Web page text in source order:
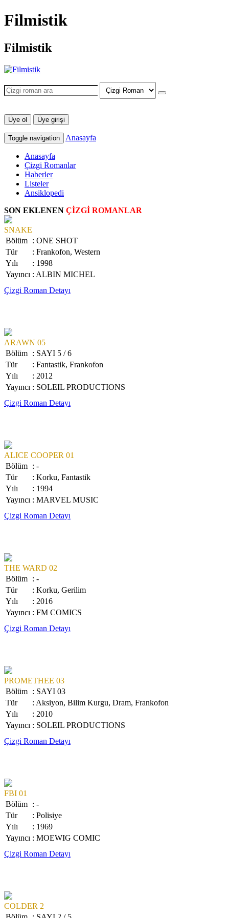
Filmistik
Filmistik
Üye ol Üye girişi
Toggle navigation Anasayfa
Anasayfa
Çizgi Romanlar
Haberler
Listeler
Ansiklopedi
SON EKLENEN ÇİZGİ ROMANLAR
SNAKE
Bölüm : ONE SHOT
Tür
: Frankofon, Western
Yılı
: 1998
Yayıncı : ALBIN MICHEL
Çizgi Roman Detayı
ARAWN 05
Bölüm : SAYI 5 / 6
Tür
: Fantastik, Frankofon
Yılı
: 2012
Yayıncı : SOLEIL PRODUCTIONS
Çizgi Roman Detayı
ALICE COOPER 01
Bölüm : -
Tür
: Korku, Fantastik
Yılı
: 1994
Yayıncı : MARVEL MUSIC
Çizgi Roman Detayı
THE WARD 02
Bölüm : -
Tür
: Korku, Gerilim
Yılı
: 2016
Yayıncı : FM COMICS
Çizgi Roman Detayı
PROMETHEE 03
Bölüm : SAYI 03
Tür
: Aksiyon, Bilim Kurgu, Dram, Frankofon
Yılı
: 2010
Yayıncı : SOLEIL PRODUCTIONS
Çizgi Roman Detayı
FBI 01
Bölüm : -
Tür
: Polisiye
Yılı
: 1969
Yayıncı : MOEWIG COMIC
Çizgi Roman Detayı
COLDER 2